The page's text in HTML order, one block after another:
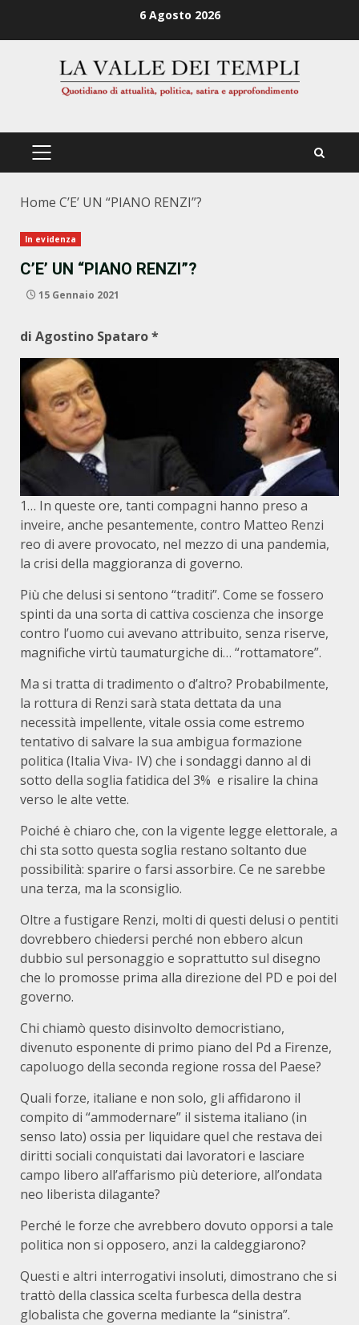
6 Agosto 2026
PRIMÄRES
Home C’E’ UN “PIANO RENZI”?
In evidenza
C’E’ UN “PIANO RENZI”?
15 Gennaio 2021
di Agostino Spataro *
1… In queste ore, tanti compagni hanno preso a
inveire, anche pesantemente, contro Matteo Renzi
reo di avere provocato, nel mezzo di una pandemia,
la crisi della maggioranza di governo.
Più che delusi si sentono “traditi”. Come se fossero
spinti da una sorta di cattiva coscienza che insorge
contro l’uomo cui avevano attribuito, senza riserve,
magnifiche virtù taumaturgiche di… “rottamatore”.
Ma si tratta di tradimento o d’altro? Probabilmente,
la rottura di Renzi sarà stata dettata da una
necessità impellente, vitale ossia come estremo
tentativo di salvare la sua ambigua formazione
politica (Italia Viva- IV) che i sondaggi danno al di
sotto della soglia fatidica del 3% e risalire la china
verso le alte vette.
Poiché è chiaro che, con la vigente legge elettorale, a
chi sta sotto questa soglia restano soltanto due
possibilità: sparire o farsi assorbire. Ce ne sarebbe
una terza, ma la sconsiglio.
Oltre a fustigare Renzi, molti di questi delusi o pentiti
dovrebbero chiedersi perché non ebbero alcun
dubbio sul personaggio e soprattutto sul disegno
che lo promosse prima alla direzione del PD e poi del
governo.
Chi chiamò questo disinvolto democristiano,
divenuto esponente di primo piano del Pd a Firenze,
capoluogo della seconda regione rossa del Paese?
Quali forze, italiane e non solo, gli affidarono il
compito di “ammodernare” il sistema italiano (in
senso lato) ossia per liquidare quel che restava dei
diritti sociali conquistati dai lavoratori e lasciare
campo libero all’affarismo più deteriore, all’ondata
neo liberista dilagante?
Perché le forze che avrebbero dovuto opporsi a tale
politica non si opposero, anzi la caldeggiarono?
Questi e altri interrogativi insoluti, dimostrano che si
trattò della classica scelta furbesca della destra
globalista che governa mediante la “sinistra”.